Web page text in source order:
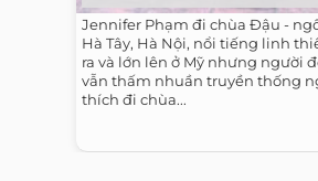
Jennifer Phạm đi chùa Đậu -
Hà Tây, Hà Nội, nổi tiếng linh
ra và lớn lên ở Mỹ nhưng người
vẫn thấm nhuần truyền thống
thích đi chùa...